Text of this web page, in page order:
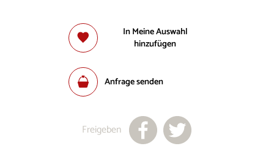
In Meine Auswahl
hinzufügen
Anfrage senden
Freigeben